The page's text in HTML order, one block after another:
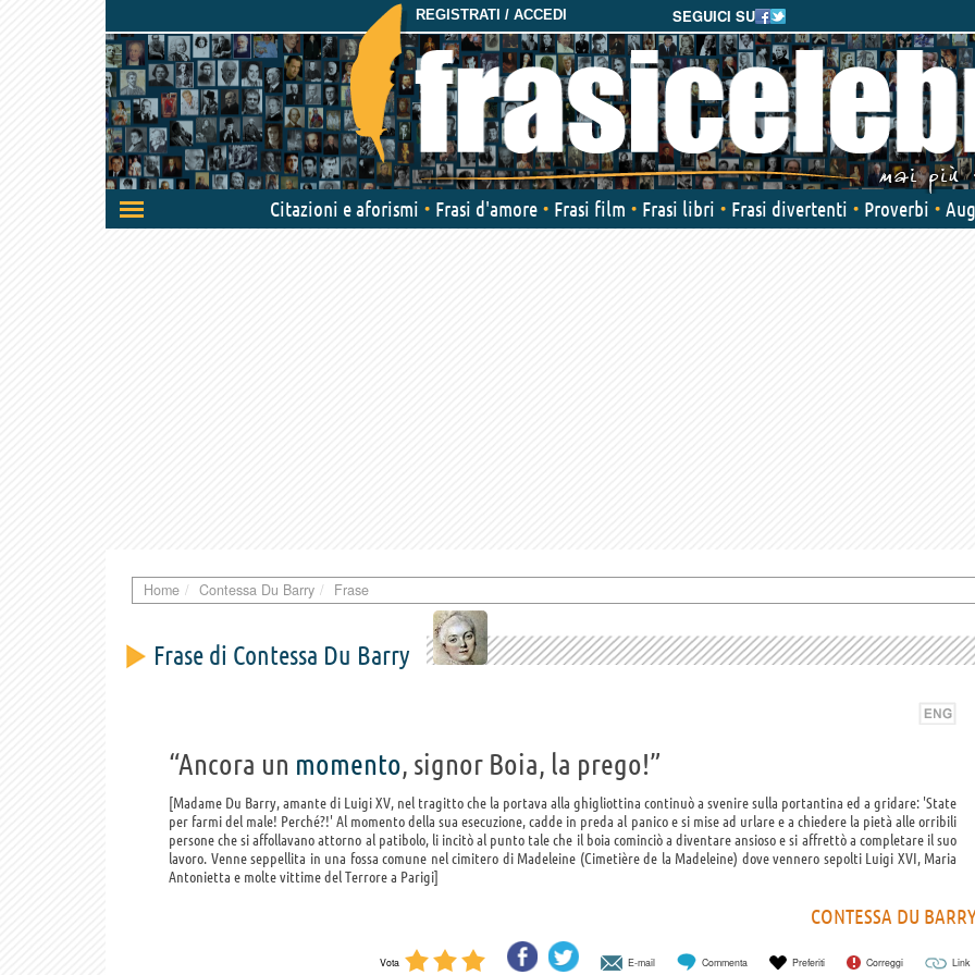
SEGUICI SU
REGISTRATI / ACCEDI
Attiva/disattiva
navigazione
Citazioni e aforismi Frasi d'amore Frasi film Frasi libri Frasi divertenti Proverbi
Home Contessa Du Barry Frase
Frase di Contessa Du Barry
“Ancora un momento, signor Boia, la prego!”
Madame Du Barry, amante di Luigi XV, nel tragitto che la portava alla ghigliottina continuò a svenire sulla portantina ed a gridare: 'State
per farmi del male! Perché?!' Al momento della sua esecuzione, cadde in preda al panico e si mise ad urlare e a chiedere la pietà alle orribili
persone che si affollavano attorno al patibolo, li incitò al punto tale che il boia cominciò a diventare ansioso e si affrettò a completare il suo
lavoro. Venne seppellita in una fossa comune nel cimitero di Madeleine (Cimetière de la Madeleine) dove vennero sepolti Luigi XVI, Maria
Antonietta e molte vittime del Terrore a Parigi
CONTESSA DU
Vota E-mail Commenta Preferiti Correggi Link